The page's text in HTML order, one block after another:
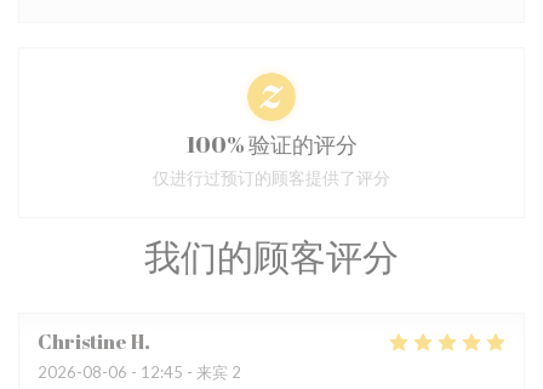
我们的顾客评分
ChristineH
2026-08-06 - 12:45 - 来宾 2
100% 验证的评分
仅进行过预订的顾客提供了评分